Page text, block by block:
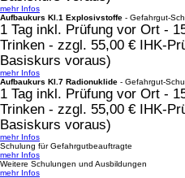
mehr Infos
Aufbaukurs Kl.1 Explosivstoffe - Gefahrgut-
1 Tag inkl. Prüfung vor Ort -
Trinken - zzgl. 55,00 € IHK-
Basiskurs voraus)
mehr Infos
Aufbaukurs Kl.7 Radionuklide - Gefahrgut-
1 Tag inkl. Prüfung vor Ort -
Trinken - zzgl. 55,00 € IHK-
Basiskurs voraus)
mehr Infos
Schulung für Gefahrgutbeauftragte
mehr Infos
Weitere Schulungen und Ausbildungen
mehr Infos